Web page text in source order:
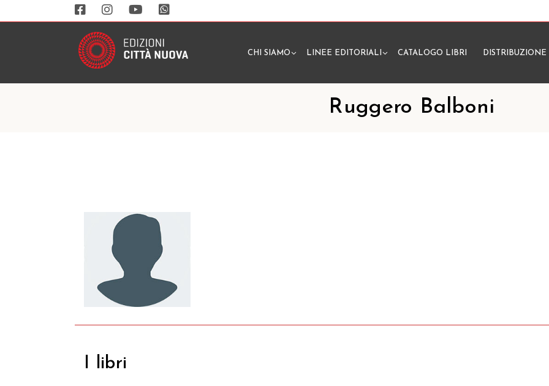
CHI SIAMO LINEE EDITORIALI CATALOGO LIBRI DISTRIBUZIONE
Ruggero Balboni
I libri